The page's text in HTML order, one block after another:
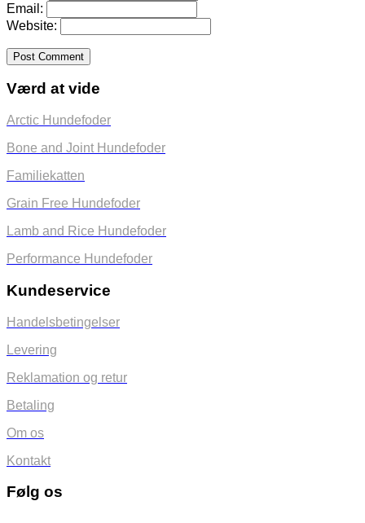
Email:
Website:
Værd at vide
Arctic Hundefoder
Bone and Joint Hundefoder
Familiekatten
Grain Free Hundefoder
Lamb and Rice Hundefoder
Performance Hundefoder
Kundeservice
Handelsbetingelser
Levering
Reklamation og retur
Betaling
Om os
Kontakt
Følg os